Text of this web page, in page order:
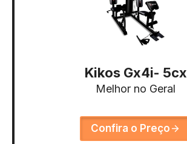
Kikos Gx4i- 5cx
Melhor no Geral
Confira o Preço